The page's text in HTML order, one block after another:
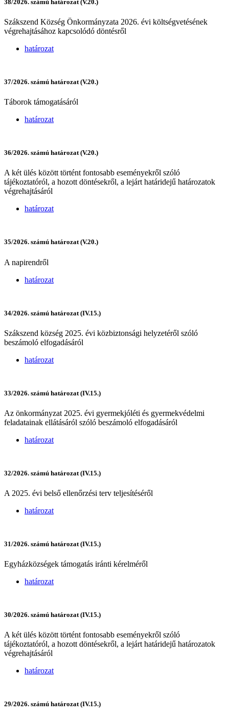
38/2026. számú határozat (V.20.)
Szákszend Község Önkormányzata 2026. évi költségvetésének
végrehajtásához kapcsolódó döntésről
határozat
37/2026. számú határozat (V.20.)
Táborok támogatásáról
határozat
36/2026. számú határozat (V.20.)
A két ülés között történt fontosabb eseményekről szóló
tájékoztatóról, a hozott döntésekről, a lejárt határidejű határozatok
végrehajtásáról
határozat
35/2026. számú határozat (V.20.)
A napirendről
határozat
34/2026. számú határozat (IV.15.)
Szákszend község 2025. évi közbiztonsági helyzetéről szóló
beszámoló elfogadásáról
határozat
33/2026. számú határozat (IV.15.)
Az önkormányzat 2025. évi gyermekjóléti és gyermekvédelmi
feladatainak ellátásáról szóló beszámoló elfogadásáról
határozat
32/2026. számú határozat (IV.15.)
A 2025. évi belső ellenőrzési terv teljesítéséről
határozat
31/2026. számú határozat (IV.15.)
Egyházközségek támogatás iránti kérelméről
határozat
30/2026. számú határozat (IV.15.)
A két ülés között történt fontosabb eseményekről szóló
tájékoztatóról, a hozott döntésekről, a lejárt határidejű határozatok
végrehajtásáról
határozat
29/2026. számú határozat (IV.15.)